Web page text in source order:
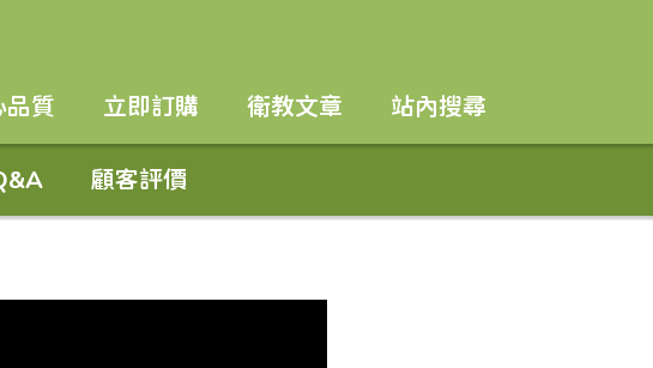
品質 立即訂購 衛教文章 站內搜尋
顧客評價